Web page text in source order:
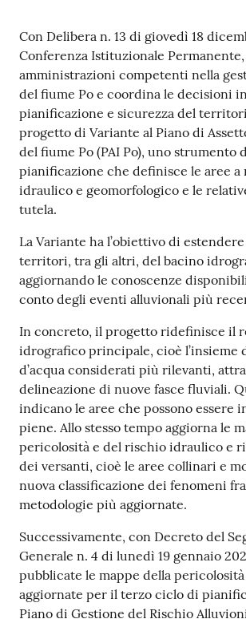
Seguici
su
Contenuto
Con Delibera n. 13 di giovedì 18
Conferenza Istituzionale
amministrazioni competenti nella
del fiume Po e coordina le decisioni
pianificazione e sicurezza del
progetto di Variante al Piano di
del fiume Po (PAI Po), uno strumento
pianificazione che definisce le aree a
idraulico e geomorfologico e le
tutela.
La Variante ha l’obiettivo di estendere
territori, tra gli altri, del bacino
aggiornando le conoscenze
conto degli eventi alluvionali più
In concreto, il progetto ridefinisce il
idrografico principale, cioè l’insieme
d’acqua considerati più rilevanti,
delineazione di nuove fasce fluviali.
indicano le aree che possono essere
piene. Allo stesso tempo aggiorna le
pericolosità e del rischio idraulico e
dei versanti, cioè le aree collinari e
nuova classificazione dei fenomeni
metodologie più aggiornate.
Successivamente, con Decreto del
Generale n. 4 di lunedì 19 gennaio
pubblicate le mappe della
aggiornate per il terzo ciclo di
Piano di Gestione del Rischio